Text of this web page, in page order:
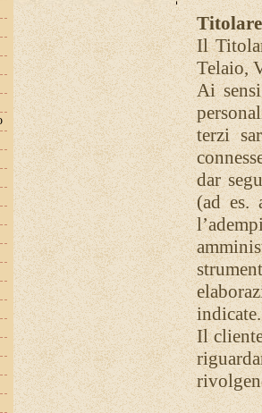
Il
Telaio,
Ai
terzi
dar
(ad es.
Il